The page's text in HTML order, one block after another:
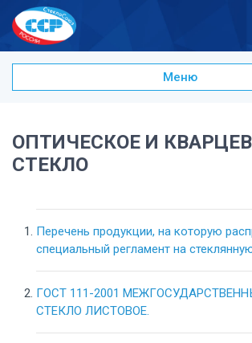
Меню
Сырьевые материалы
Мебель из стекла
ОПТИЧЕСКОЕ И
СТЕКЛО
Перечень продукции, на которую
специальный регламент на
ГОСТ 111-2001
СТЕКЛО ЛИСТОВОЕ.